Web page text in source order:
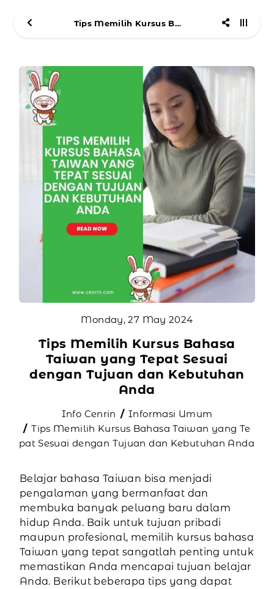
Tips Memilih Kursus Bahasa Taiwan yang Tepat Sesuai dengan Tujuan dan Kebutuhan Anda
Monday, 27 May 2024
Tips Memilih Kursus Bahasa
Taiwan yang Tepat Sesuai
dengan Tujuan dan Kebutuhan
Anda
Info Cenrin
Informasi Umum
Tips Memilih Kursus Bahasa Taiwan yang Te
pat Sesuai dengan Tujuan dan Kebutuhan Anda
Belajar bahasa Taiwan bisa menjadi
pengalaman yang bermanfaat dan
membuka banyak peluang baru dalam
hidup Anda. Baik untuk tujuan pribadi
maupun profesional, memilih kursus bahasa
Taiwan yang tepat sangatlah penting untuk
memastikan Anda mencapai tujuan belajar
Anda. Berikut beberapa tips yang dapat